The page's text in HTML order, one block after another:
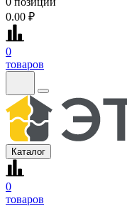
0.00 ₽
0
товаров
Каталог
0
товаров